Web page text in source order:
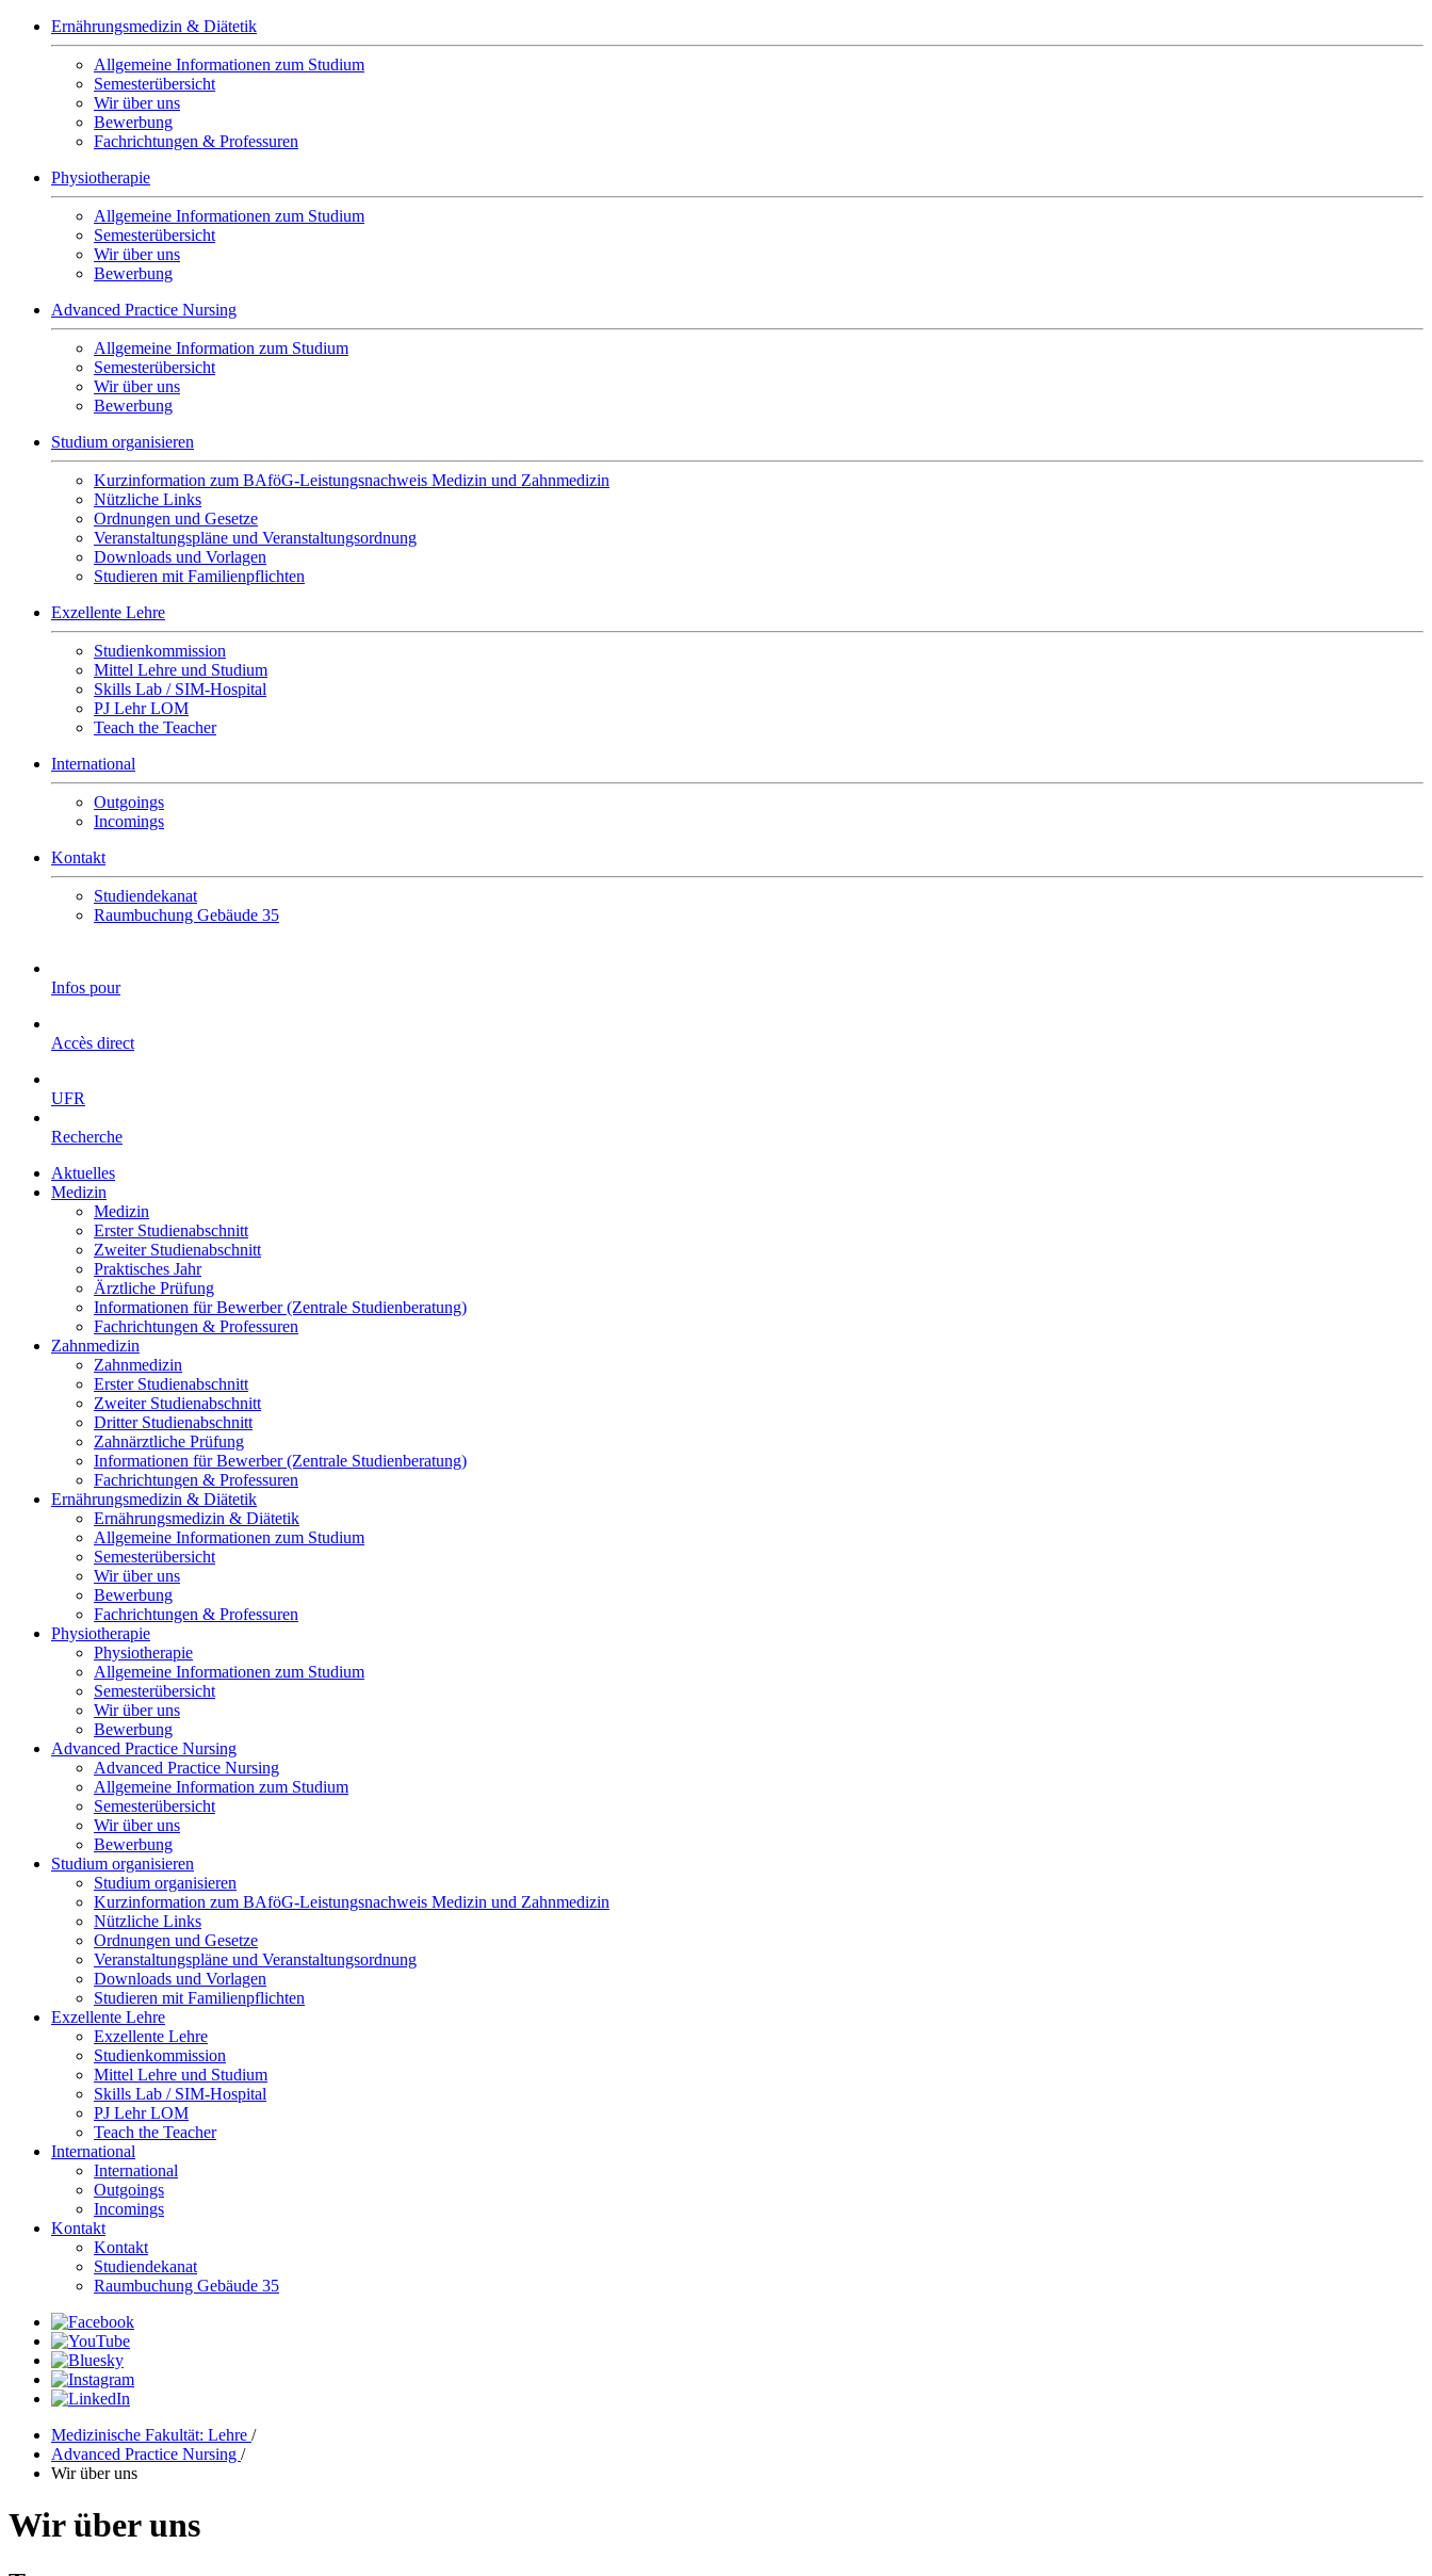
Ernährungsmedizin & Diätetik
Allgemeine Informationen zum Studium
Semesterübersicht
Wir über uns
Bewerbung
Fachrichtungen & Professuren
Physiotherapie
Allgemeine Informationen zum Studium
Semesterübersicht
Wir über uns
Bewerbung
Advanced Practice Nursing
Allgemeine Information zum Studium
Semesterübersicht
Wir über uns
Bewerbung
Studium organisieren
Kurzinformation zum BAföG-Leistungsnachweis Medizin und Zahnmedizin
Nützliche Links
Ordnungen und Gesetze
Veranstaltungspläne und Veranstaltungsordnung
Downloads und Vorlagen
Studieren mit Familienpflichten
Exzellente Lehre
Studienkommission
Mittel Lehre und Studium
Skills Lab / SIM-Hospital
PJ Lehr LOM
Teach the Teacher
International
Outgoings
Incomings
Kontakt
Studiendekanat
Raumbuchung Gebäude 35
Infos pour
Accès direct
UFR
Recherche
Aktuelles
Medizin
Medizin
Erster Studienabschnitt
Zweiter Studienabschnitt
Praktisches Jahr
Ärztliche Prüfung
Informationen für Bewerber (Zentrale Studienberatung)
Fachrichtungen & Professuren
Zahnmedizin
Zahnmedizin
Erster Studienabschnitt
Zweiter Studienabschnitt
Dritter Studienabschnitt
Zahnärztliche Prüfung
Informationen für Bewerber (Zentrale Studienberatung)
Fachrichtungen & Professuren
Ernährungsmedizin & Diätetik
Ernährungsmedizin & Diätetik
Allgemeine Informationen zum Studium
Semesterübersicht
Wir über uns
Bewerbung
Fachrichtungen & Professuren
Physiotherapie
Physiotherapie
Allgemeine Informationen zum Studium
Semesterübersicht
Wir über uns
Bewerbung
Advanced Practice Nursing
Advanced Practice Nursing
Allgemeine Information zum Studium
Semesterübersicht
Wir über uns
Bewerbung
Studium organisieren
Studium organisieren
Kurzinformation zum BAföG-Leistungsnachweis Medizin und Zahnmedizin
Nützliche Links
Ordnungen und Gesetze
Veranstaltungspläne und Veranstaltungsordnung
Downloads und Vorlagen
Studieren mit Familienpflichten
Exzellente Lehre
Exzellente Lehre
Studienkommission
Mittel Lehre und Studium
Skills Lab / SIM-Hospital
PJ Lehr LOM
Teach the Teacher
International
International
Outgoings
Incomings
Kontakt
Kontakt
Studiendekanat
Raumbuchung Gebäude 35
Medizinische Fakultät: Lehre /
Advanced Practice Nursing /
Wir über uns
Wir über uns